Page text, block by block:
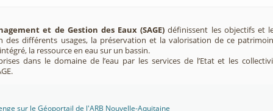
et de Gestion des Eaux (SAGE) définissent les objectifs et
des différents usages, la préservation et la valorisation de ce
la ressource en eau sur un bassin.
dans le domaine de l’eau par les services de l’Etat et les
sur le Géoportail de l'ARB Nouvelle-Aquitaine